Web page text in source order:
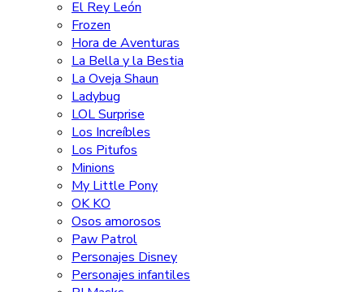
El Rey León
Frozen
Hora de Aventuras
La Bella y la Bestia
La Oveja Shaun
Ladybug
LOL Surprise
Los Increíbles
Los Pitufos
Minions
My Little Pony
OK KO
Osos amorosos
Paw Patrol
Personajes Disney
Personajes infantiles